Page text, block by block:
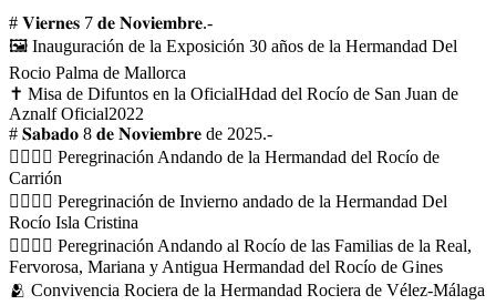
# 𝐕𝐢𝐞𝐫𝐧𝐞𝐬 7 𝐝𝐞 𝐍𝐨𝐯𝐢𝐞𝐦𝐛𝐫𝐞.-
🖼 Inauguración de la Exposición 30 años de la Hermandad Del
Rocio Palma de Mallorca
✝ Misa de Difuntos en la OficialHdad del Rocío de San Juan de
Aznalf Oficial2022
# 𝐒𝐚𝐛𝐚𝐝𝐨 8 𝐝𝐞 𝐍𝐨𝐯𝐢𝐞𝐦𝐛𝐫𝐞 de 2025.-
🚶‍♂️🚶‍♀️ Peregrinación Andando de la Hermandad del Rocío de
Carrión
🚶‍♂️🚶‍♀️ Peregrinación de Invierno andado de la Hermandad Del
Rocío Isla Cristina
🚶‍♂️🚶‍♀️ Peregrinación Andando al Rocío de las Familias de la Real,
Fervorosa, Mariana y Antigua Hermandad del Rocío de Gines
🫂 Convivencia Rociera de la Hermandad Rociera de Vélez-Málaga